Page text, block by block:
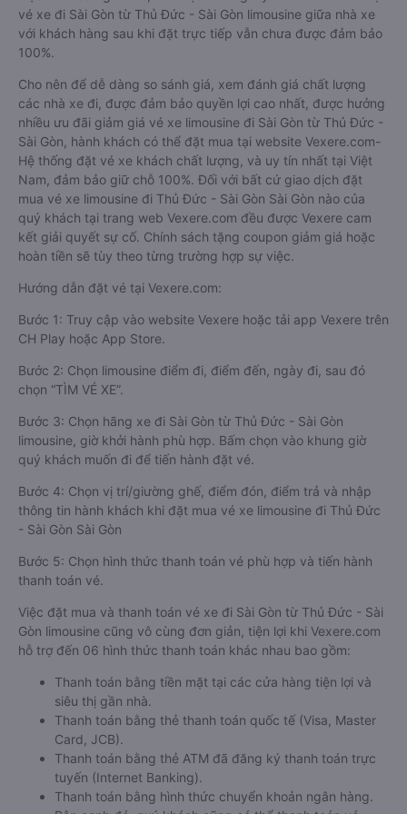
vé xe đi Sài Gòn từ Thủ Đức - Sài Gòn limousine giữa nhà xe
với khách hàng sau khi đặt trực tiếp vẫn chưa được đảm bảo
100%.
Cho nên để dễ dàng so sánh giá, xem đánh giá chất lượng
các nhà xe đi, được đảm bảo quyền lợi cao nhất, được hưởng
nhiều ưu đãi giảm giá vé xe limousine đi Sài Gòn từ Thủ Đức -
Sài Gòn, hành khách có thể đặt mua tại website Vexere.com-
Hệ thống đặt vé xe khách chất lượng, và uy tín nhất tại Việt
Nam, đảm bảo giữ chỗ 100%. Đối với bất cứ giao dịch đặt
mua vé xe limousine đi Thủ Đức - Sài Gòn Sài Gòn nào của
quý khách tại trang web Vexere.com đều được Vexere cam
kết giải quyết sự cố. Chính sách tặng coupon giảm giá hoặc
hoàn tiền sẽ tùy theo từng trường hợp sự việc.
Hướng dẫn đặt vé tại Vexere.com:
Bước 1: Truy cập vào website Vexere hoặc tải app Vexere trên
CH Play hoặc App Store.
Bước 2: Chọn limousine điểm đi, điểm đến, ngày đi, sau đó
chọn “TÌM VÉ XE”.
Bước 3: Chọn hãng xe đi Sài Gòn từ Thủ Đức - Sài Gòn
limousine, giờ khởi hành phù hợp. Bấm chọn vào khung giờ
quý khách muốn đi để tiến hành đặt vé.
Bước 4: Chọn vị trí/giường ghế, điểm đón, điểm trả và nhập
thông tin hành khách khi đặt mua vé xe limousine đi Thủ Đức
- Sài Gòn Sài Gòn
Bước 5: Chọn hình thức thanh toán vé phù hợp và tiến hành
thanh toán vé.
Việc đặt mua và thanh toán vé xe đi Sài Gòn từ Thủ Đức - Sài
Gòn limousine cũng vô cùng đơn giản, tiện lợi khi Vexere.com
hỗ trợ đến 06 hình thức thanh toán khác nhau bao gồm:
Thanh toán bằng tiền mặt tại các cửa hàng tiện lợi và
siêu thị gần nhà.
Thanh toán bằng thẻ thanh toán quốc tế (Visa, Master
Card, JCB).
Thanh toán bằng thẻ ATM đã đăng ký thanh toán trực
tuyến (Internet Banking).
Thanh toán bằng hình thức chuyển khoản ngân hàng.